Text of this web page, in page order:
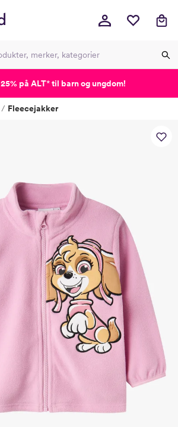
Fleecejakker
25% på ALT*til barn og ungdom!
-
-
-
-